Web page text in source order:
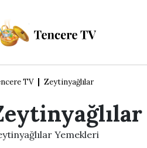
TV Zeytinyağlılar
Yemekleri